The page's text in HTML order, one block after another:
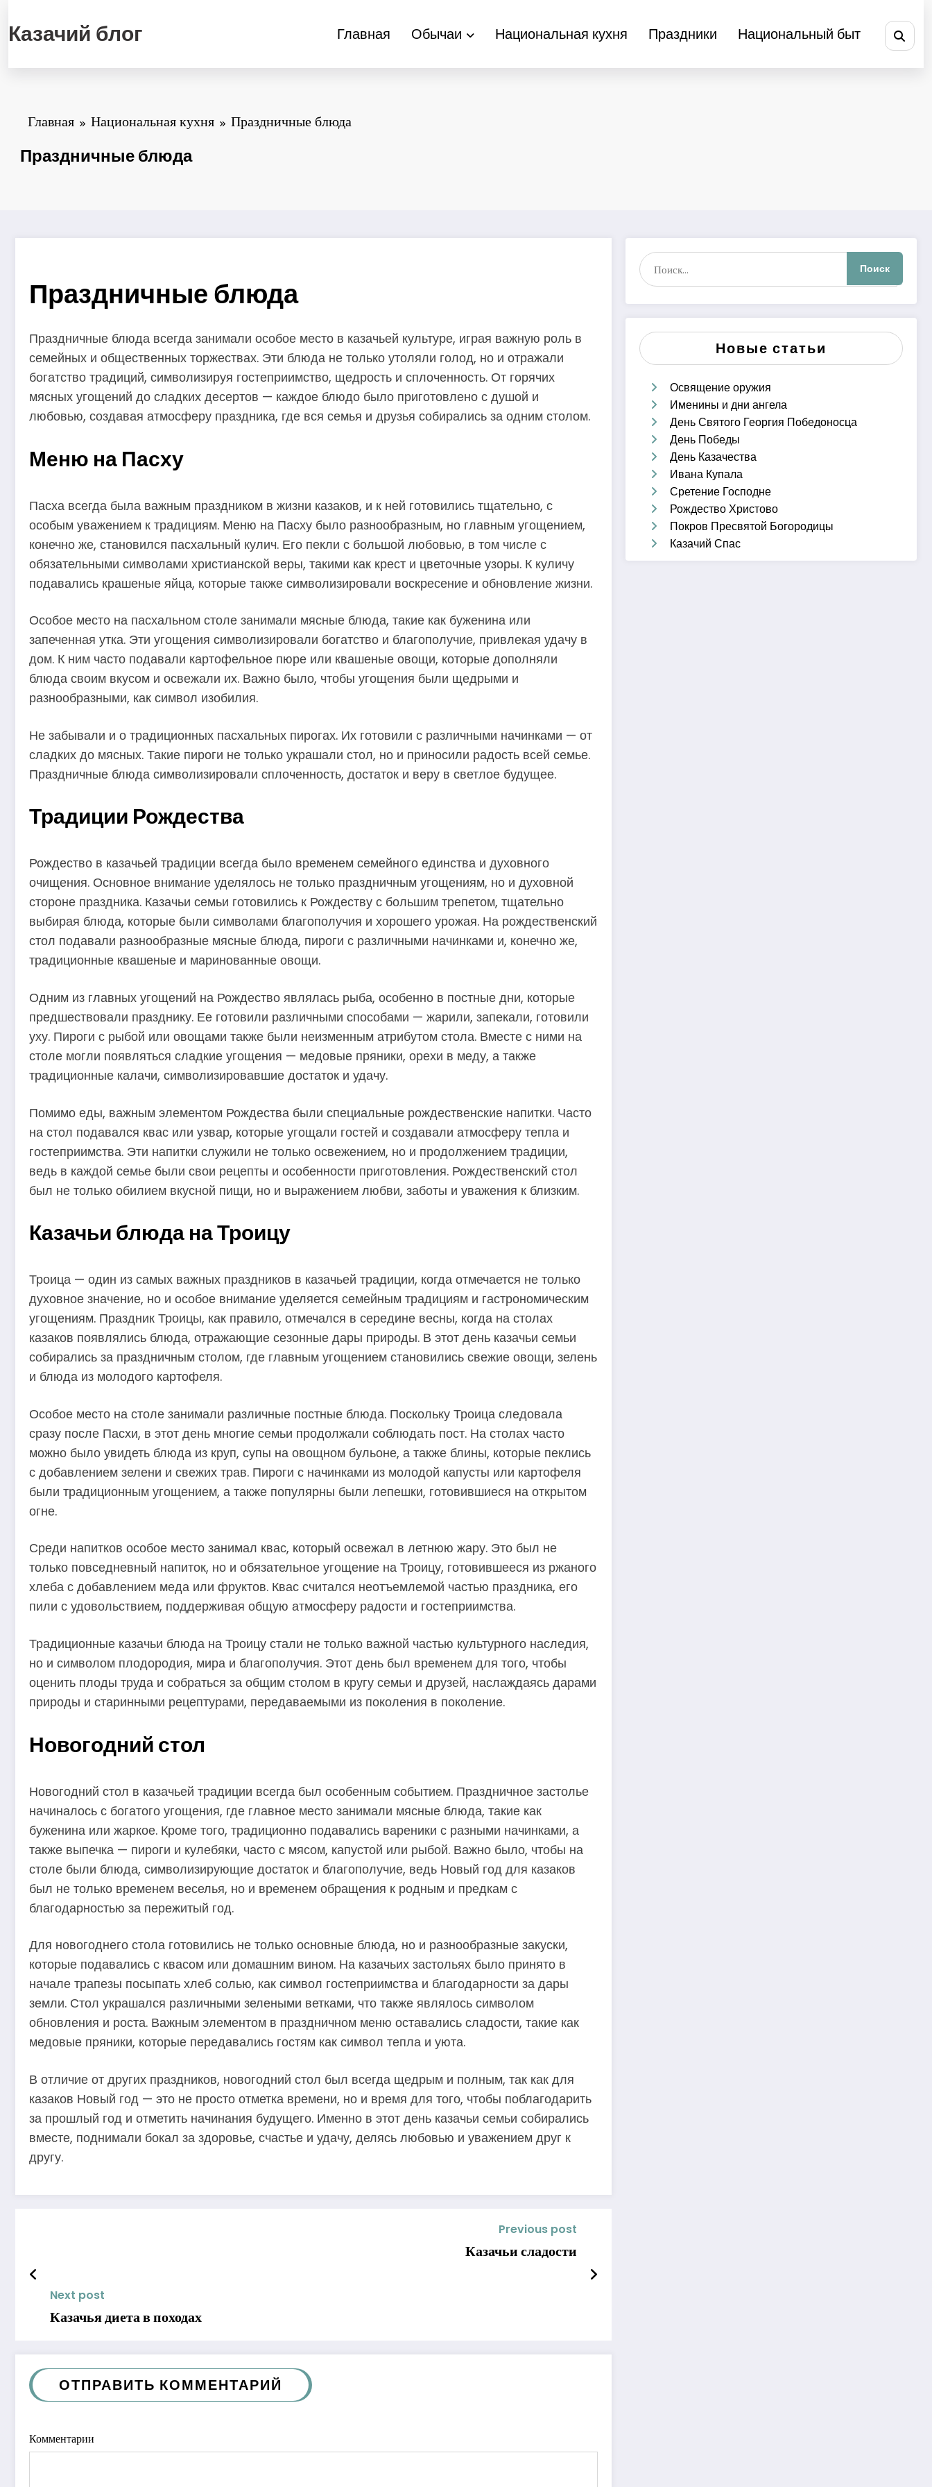
содержимому
Казачий блог Главная Обычаи Национальная кухня Праздники Национальный быт
Главная Национальная кухня Праздничные блюда
Праздничные блюда
Праздничные блюда
Праздничные блюда всегда занимали особое место в казачьей культуре, играя важную роль в
семейных и общественных торжествах. Эти блюда не только утоляли голод, но и отражали
богатство традиций, символизируя гостеприимство, щедрость и сплоченность. От горячих
мясных угощений до сладких десертов — каждое блюдо было приготовлено с душой и
любовью, создавая атмосферу праздника, где вся семья и друзья собирались за одним столом.
Меню на Пасху
Пасха всегда была важным праздником в жизни казаков, и к ней готовились тщательно, с
особым уважением к традициям. Меню на Пасху было разнообразным, но главным угощением,
конечно же, становился пасхальный кулич. Его пекли с большой любовью, в том числе с
обязательными символами христианской веры, такими как крест и цветочные узоры. К куличу
подавались крашеные яйца, которые также символизировали воскресение и обновление жизни.
Особое место на пасхальном столе занимали мясные блюда, такие как буженина или
запеченная утка. Эти угощения символизировали богатство и благополучие, привлекая удачу в
дом. К ним часто подавали картофельное пюре или квашеные овощи, которые дополняли
блюда своим вкусом и освежали их. Важно было, чтобы угощения были щедрыми и
разнообразными, как символ изобилия.
Не забывали и о традиционных пасхальных пирогах. Их готовили с различными начинками — от
сладких до мясных. Такие пироги не только украшали стол, но и приносили радость всей семье.
Праздничные блюда символизировали сплоченность, достаток и веру в светлое будущее.
Традиции Рождества
Рождество в казачьей традиции всегда было временем семейного единства и духовного
очищения. Основное внимание уделялось не только праздничным угощениям, но и духовной
стороне праздника. Казачьи семьи готовились к Рождеству с большим трепетом, тщательно
выбирая блюда, которые были символами благополучия и хорошего урожая. На рождественский
стол подавали разнообразные мясные блюда, пироги с различными начинками и, конечно же,
традиционные квашеные и маринованные овощи.
Одним из главных угощений на Рождество являлась рыба, особенно в постные дни, которые
предшествовали празднику. Ее готовили различными способами — жарили, запекали, готовили
уху. Пироги с рыбой или овощами также были неизменным атрибутом стола. Вместе с ними на
столе могли появляться сладкие угощения — медовые пряники, орехи в меду, а также
традиционные калачи, символизировавшие достаток и удачу.
Помимо еды, важным элементом Рождества были специальные рождественские напитки. Часто
на стол подавался квас или узвар, которые угощали гостей и создавали атмосферу тепла и
гостеприимства. Эти напитки служили не только освежением, но и продолжением традиции,
ведь в каждой семье были свои рецепты и особенности приготовления. Рождественский стол
был не только обилием вкусной пищи, но и выражением любви, заботы и уважения к близким.
Казачьи блюда на Троицу
Троица — один из самых важных праздников в казачьей традиции, когда отмечается не только
духовное значение, но и особое внимание уделяется семейным традициям и гастрономическим
угощениям. Праздник Троицы, как правило, отмечался в середине весны, когда на столах
казаков появлялись блюда, отражающие сезонные дары природы. В этот день казачьи семьи
собирались за праздничным столом, где главным угощением становились свежие овощи, зелень
и блюда из молодого картофеля.
Особое место на столе занимали различные постные блюда. Поскольку Троица следовала
сразу после Пасхи, в этот день многие семьи продолжали соблюдать пост. На столах часто
можно было увидеть блюда из круп, супы на овощном бульоне, а также блины, которые пеклись
с добавлением зелени и свежих трав. Пироги с начинками из молодой капусты или картофеля
были традиционным угощением, а также популярны были лепешки, готовившиеся на открытом
огне.
Среди напитков особое место занимал квас, который освежал в летнюю жару. Это был не
только повседневный напиток, но и обязательное угощение на Троицу, готовившееся из ржаного
хлеба с добавлением меда или фруктов. Квас считался неотъемлемой частью праздника, его
пили с удовольствием, поддерживая общую атмосферу радости и гостеприимства.
Традиционные казачьи блюда на Троицу стали не только важной частью культурного наследия,
но и символом плодородия, мира и благополучия. Этот день был временем для того, чтобы
оценить плоды труда и собраться за общим столом в кругу семьи и друзей, наслаждаясь дарами
природы и старинными рецептурами, передаваемыми из поколения в поколение.
Новогодний стол
Новогодний стол в казачьей традиции всегда был особенным событием. Праздничное застолье
начиналось с богатого угощения, где главное место занимали мясные блюда, такие как
буженина или жаркое. Кроме того, традиционно подавались вареники с разными начинками, а
также выпечка — пироги и кулебяки, часто с мясом, капустой или рыбой. Важно было, чтобы на
столе были блюда, символизирующие достаток и благополучие, ведь Новый год для казаков
был не только временем веселья, но и временем обращения к родным и предкам с
благодарностью за пережитый год.
Для новогоднего стола готовились не только основные блюда, но и разнообразные закуски,
которые подавались с квасом или домашним вином. На казачьих застольях было принято в
начале трапезы посыпать хлеб солью, как символ гостеприимства и благодарности за дары
земли. Стол украшался различными зелеными ветками, что также являлось символом
обновления и роста. Важным элементом в праздничном меню оставались сладости, такие как
медовые пряники, которые передавались гостям как символ тепла и уюта.
В отличие от других праздников, новогодний стол был всегда щедрым и полным, так как для
казаков Новый год — это не просто отметка времени, но и время для того, чтобы поблагодарить
за прошлый год и отметить начинания будущего. Именно в этот день казачьи семьи собирались
вместе, поднимали бокал за здоровье, счастье и удачу, делясь любовью и уважением друг к
другу.
Previous post
Казачьи сладости
Next post
Казачья диета в походах
ОТПРАВИТЬ КОММЕНТАРИЙ
Комментарии
Новые статьи
Освящение оружия
Именины и дни ангела
День Святого Георгия Победоносца
День Победы
День Казачества
Ивана Купала
Сретение Господне
Рождество Христово
Покров Пресвятой Богородицы
Казачий Спас